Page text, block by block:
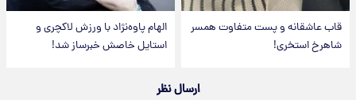
قاب عاشقانه و پست متفاوت همسر
شاهرخ استخری!
الهام پاوه‌نژاد با ورزش لاکچری و
استایل خاصش خبرساز شد!
ارسال نظر